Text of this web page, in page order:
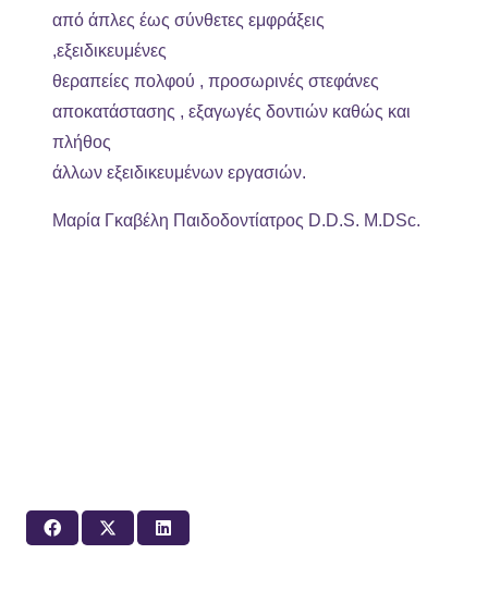
από άπλες έως σύνθετες εμφράξεις
,εξειδικευμένες
θεραπείες πολφού , προσωρινές στεφάνες
αποκατάστασης , εξαγωγές δοντιών καθώς και
πλήθος
άλλων εξειδικευμένων εργασιών.
Μαρία Γκαβέλη Παιδοδοντίατρος D.D.S. M.DSc.